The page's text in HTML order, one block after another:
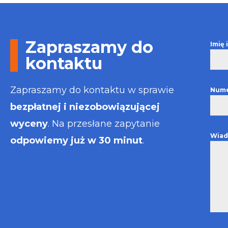
wystawiona
Zapraszamy do
kontaktu
Zapraszamy do kontaktu w sprawie
bezpłatnej i niezobowiązującej
wyceny. Na przesłane zapytanie
odpowiemy już w 30 minut.
Imię